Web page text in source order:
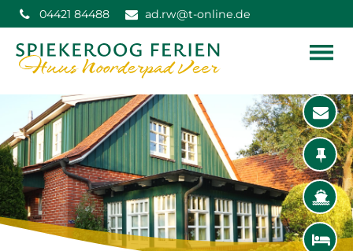
04421 84488 ad.rw@t-online.de